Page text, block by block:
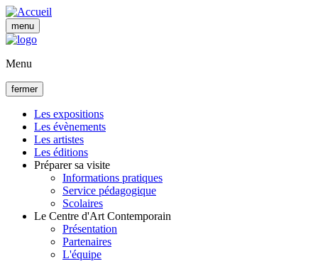
Aller
au
contenu
menu
Menu
fermer
Navigation
principale
Les expositions
Les évènements
Les artistes
Les éditions
Préparer sa visite
Informations pratiques
Service pédagogique
Scolaires
Le Centre d'Art Contemporain
Présentation
Partenaires
L'équipe